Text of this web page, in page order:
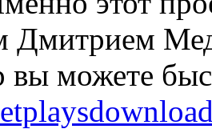
Дмитрием
можете